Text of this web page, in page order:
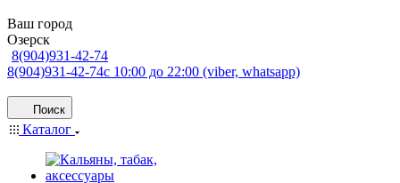
Ваш город
Озерск
8(904)931-42-74
8(904)931-42-74с 10:00 до 22:00 (viber, whatsapp)
Поиск
Каталог